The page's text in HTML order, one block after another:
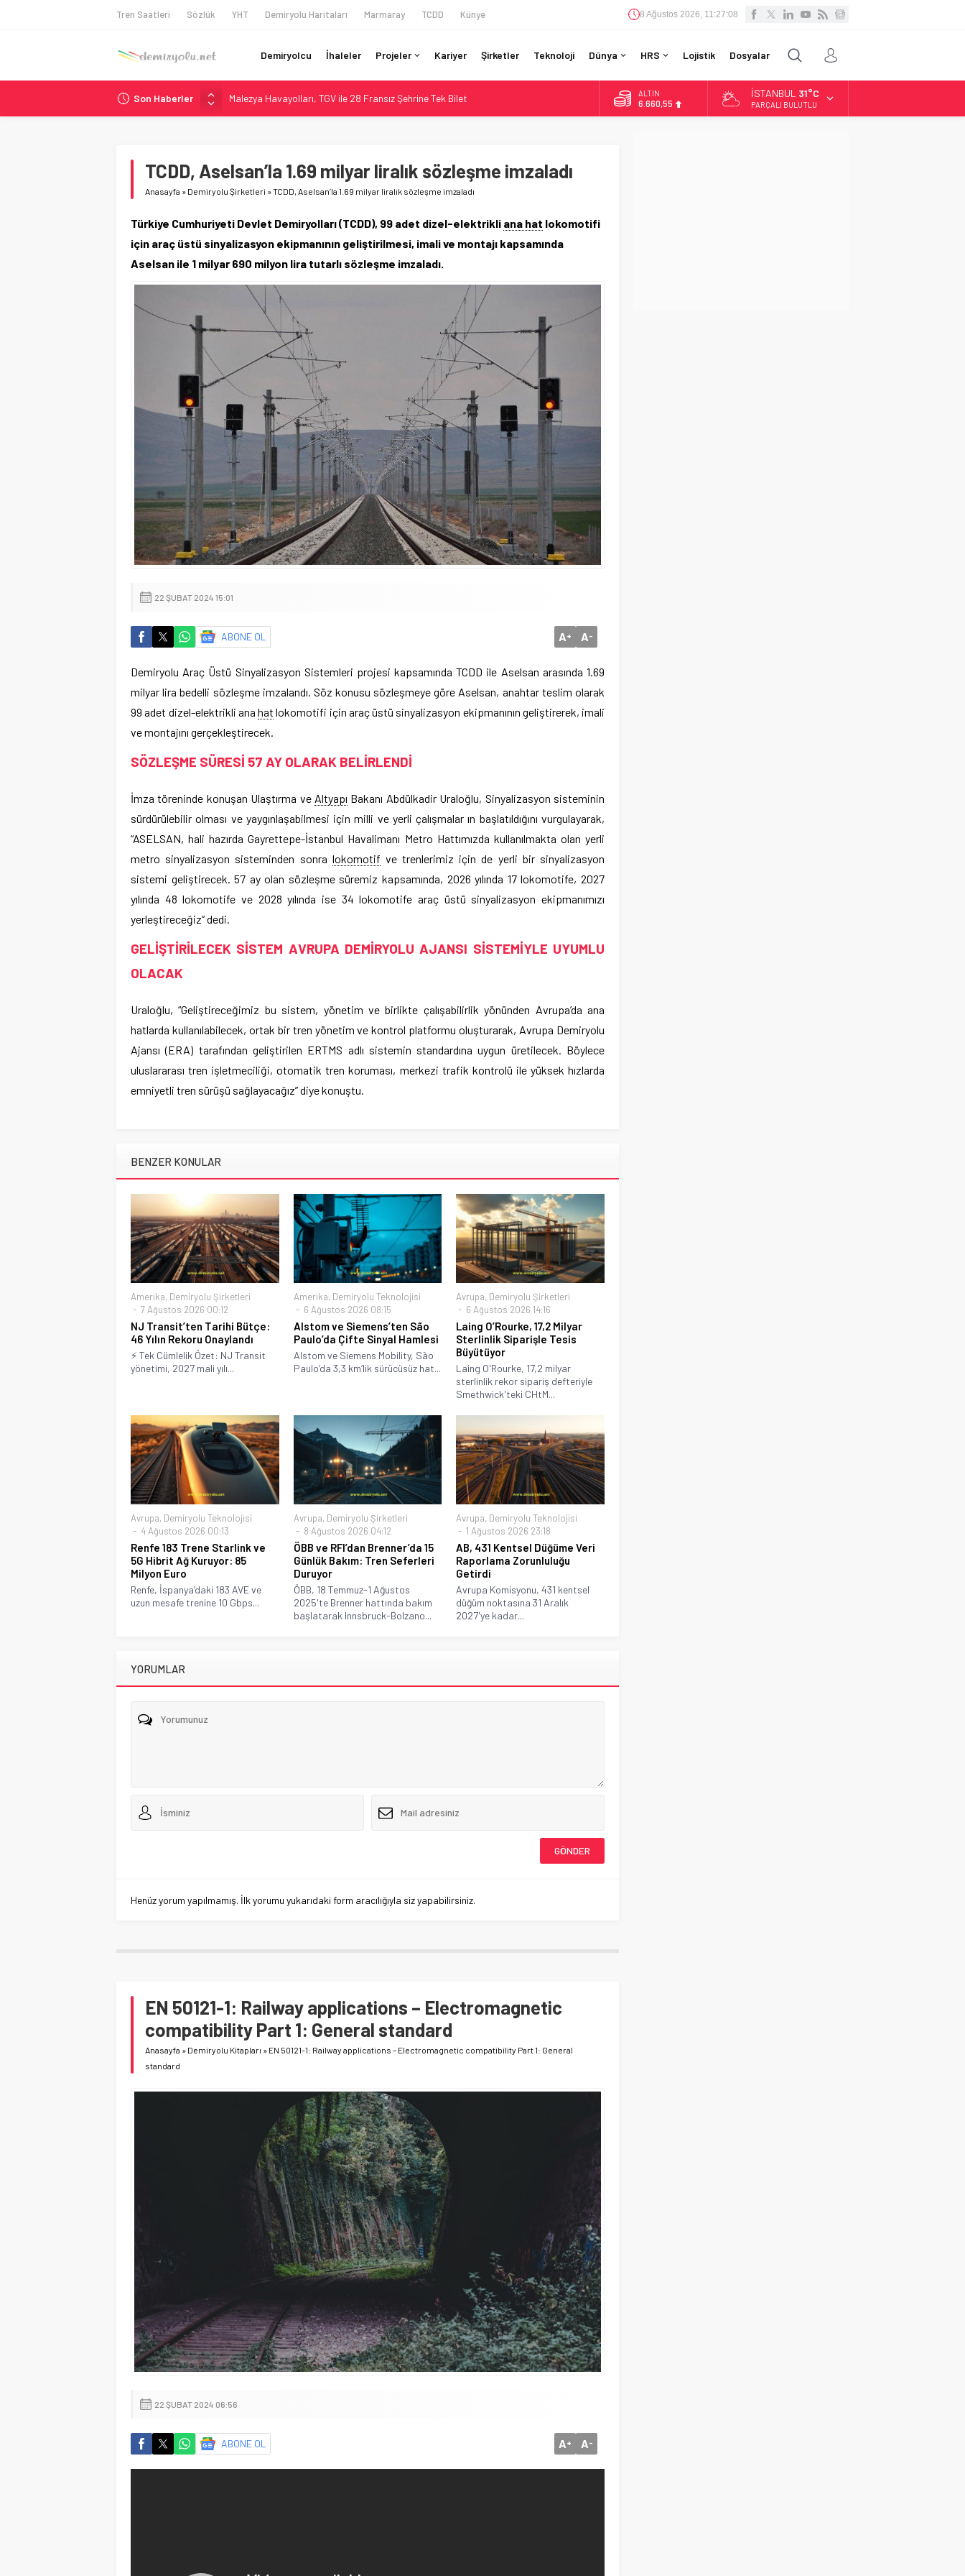
Tren Saatleri Sözlük YHT Demiryolu Haritaları Marmaray TCDD Künye 8 Ağustos 2026, 11:27:09
Demiryolcu İhaleler Projeler Kariyer Şirketler Teknoloji Dünya HRS Lojistik Dosyalar
Son Haberler
Malezya Havayolları, TGV ile 28 Fransız Şehrine Tek Bilet
ÖBB ve RFI’dan Brenner’da 15 Günlük Bakım: Tren Seferleri Duruyor
Madrid Atocha’da 56 Milyon Euro’luk Yenileme: Sol Tüneli %33 Kapasite Artışı
İngiltere Demiryolunda Tarihi Entegrasyon: GBR Anglia Resmen Başladı
BİST
13.779,39
İSTANBUL 31°C
PARÇALI BULUTLU
TCDD, Aselsan’la 1.69 milyar liralık sözleşme imzaladı
Anasayfa » Demiryolu Şirketleri »TCDD, Aselsan’la 1.69 milyar liralık sözleşme imzaladı
Türkiye Cumhuriyeti Devlet Demiryolları (TCDD), 99 adet dizel-elektrikli ana hat lokomotifi
için araç üstü sinyalizasyon ekipmanının geliştirilmesi, imali ve montajı kapsamında
Aselsan ile 1 milyar 690 milyon lira tutarlı sözleşme imzaladı.
22 ŞUBAT 2024 15:01
ABONE OL A+ A-
Demiryolu Araç Üstü Sinyalizasyon Sistemleri projesi kapsamında TCDD ile Aselsan arasında 1.69
milyar lira bedelli sözleşme imzalandı. Söz konusu sözleşmeye göre Aselsan, anahtar teslim olarak
99 adet dizel-elektrikli ana hat lokomotifi için araç üstü sinyalizasyon ekipmanının geliştirerek, imali
ve montajını gerçekleştirecek.
SÖZLEŞME SÜRESİ 57 AY OLARAK BELİRLENDİ
İmza töreninde konuşan Ulaştırma ve Altyapı Bakanı Abdülkadir Uraloğlu, Sinyalizasyon sisteminin
sürdürülebilir olması ve yaygınlaşabilmesi için milli ve yerli çalışmalar ın başlatıldığını vurgulayarak,
“ASELSAN, hali hazırda Gayrettepe-İstanbul Havalimanı Metro Hattımızda kullanılmakta olan yerli
metro sinyalizasyon sisteminden sonra lokomotif ve trenlerimiz için de yerli bir sinyalizasyon
sistemi geliştirecek. 57 ay olan sözleşme süremiz kapsamında, 2026 yılında 17 lokomotife, 2027
yılında 48 lokomotife ve 2028 yılında ise 34 lokomotife araç üstü sinyalizasyon ekipmanımızı
yerleştireceğiz” dedi.
GELİŞTİRİLECEK SİSTEM AVRUPA DEMİRYOLU AJANSI SİSTEMİYLE UYUMLU
OLACAK
Uraloğlu, “Geliştireceğimiz bu sistem, yönetim ve birlikte çalışabilirlik yönünden Avrupa’da ana
hatlarda kullanılabilecek, ortak bir tren yönetim ve kontrol platformu oluşturarak, Avrupa Demiryolu
Ajansı (ERA) tarafından geliştirilen ERTMS adlı sistemin standardına uygun üretilecek. Böylece
uluslararası tren işletmeciliği, otomatik tren koruması, merkezi trafik kontrolü ile yüksek hızlarda
emniyetli tren sürüşü sağlayacağız” diye konuştu.
BENZER KONULAR
Amerika, Demiryolu Şirketleri
7 Ağustos 2026 00:12
NJ Transit’ten Tarihi Bütçe:
46 Yılın Rekoru Onaylandı
⚡ Tek Cümlelik Özet: NJ Transit
yönetimi, 2027 mali yılı...
Amerika, Demiryolu Teknolojisi
6 Ağustos 2026 08:15
Alstom ve Siemens’ten São
Paulo’da Çifte Sinyal Hamlesi
Alstom ve Siemens Mobility, São
Paulo’da 3,3 km’lik sürücüsüz hat...
Avrupa, Demiryolu Şirketleri
6 Ağustos 2026 14:16
Laing O’Rourke, 17,2 Milyar
Sterlinlik Siparişle Tesis
Büyütüyor
Laing O'Rourke, 17,2 milyar
sterlinlik rekor sipariş defteriyle
Smethwick'teki CHtM...
Avrupa, Demiryolu Teknolojisi
4 Ağustos 2026 00:13
Renfe 183 Trene Starlink ve
5G Hibrit Ağ Kuruyor: 85
Milyon Euro
Renfe, İspanya’daki 183 AVE ve
uzun mesafe trenine 10 Gbps...
Avrupa, Demiryolu Şirketleri
8 Ağustos 2026 04:12
ÖBB ve RFI’dan Brenner’da 15
Günlük Bakım: Tren Seferleri
Duruyor
ÖBB, 18 Temmuz-1 Ağustos
2025'te Brenner hattında bakım
başlatarak Innsbruck-Bolzano...
Avrupa, Demiryolu Teknolojisi
1 Ağustos 2026 23:18
AB, 431 Kentsel Düğüme Veri
Raporlama Zorunluluğu
Getirdi
Avrupa Komisyonu, 431 kentsel
düğüm noktasına 31 Aralık
2027'ye kadar...
YORUMLAR
Henüz yorum yapılmamış. İlk yorumu yukarıdaki form aracılığıyla siz yapabilirsiniz.
EN 50121-1: Railway applications – Electromagnetic
compatibility Part 1: General standard
Anasayfa » Demiryolu Kitapları » EN 50121-1: Railway applications – Electromagnetic compatibility Part 1: General
standard
22 ŞUBAT 2024 06:56
ABONE OL A+ A-